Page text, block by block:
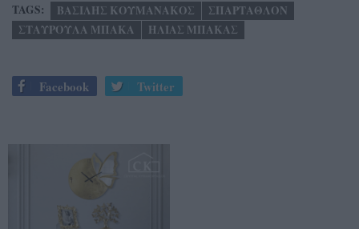
TAGS: ΒΑΣΙΛΗΣ ΚΟΥΜΑΝΑΚΟΣ
ΣΠΑΡΤΑΘΛΟΝ
ΣΤΑΥΡΟΥΛΑ ΜΠΑΚΑ
ΗΛΙΑΣ ΜΠΑΚΑΣ
Facebook Twitter